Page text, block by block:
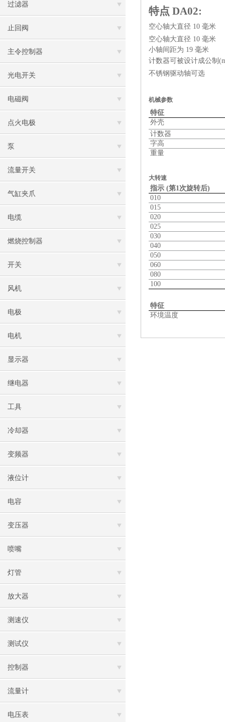
过滤器
止回阀
主令控制器
光电开关
电磁阀
点火电极
泵
流量开关
气缸夹爪
电缆
燃烧控制器
开关
风机
电极
电机
显示器
继电器
工具
冷却器
变频器
液位计
电容
变压器
喷嘴
灯管
放大器
测速仪
测试仪
控制器
流量计
电压表
特点 DA02:
空心轴大直径 10 毫米
空心轴大直径 10 毫米
小轴间距为 19 毫米
计数器可被设计成公制
不锈钢驱动轴可选
机械参数
特征
外壳
计数器
字高
重量
大转速
指示 (第1次旋转后)
010
015
020
025
030
040
050
060
080
100
特征
环境温度